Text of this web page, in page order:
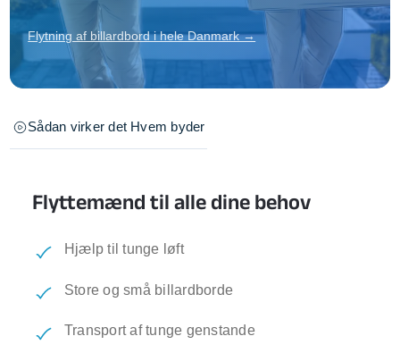
Flytning af billardbord i hele Danmark →
Sådan virker det Hvem byder
Flyttemænd til alle dine behov
Hjælp til tunge løft
Store og små billardborde
Transport af tunge genstande